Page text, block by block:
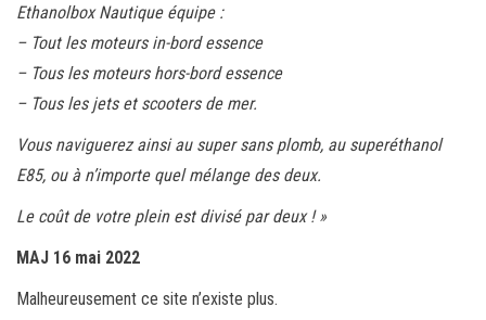
Ethanolbox Nautique équipe :
– Tout les moteurs in-bord essence
– Tous les moteurs hors-bord essence
– Tous les jets et scooters de mer.
Vous naviguerez ainsi au super sans plomb, au superéthanol
E85, ou à n’importe quel mélange des deux.
Le coût de votre plein est divisé par deux ! »
MAJ 16 mai 2022
Malheureusement ce site n’existe plus.